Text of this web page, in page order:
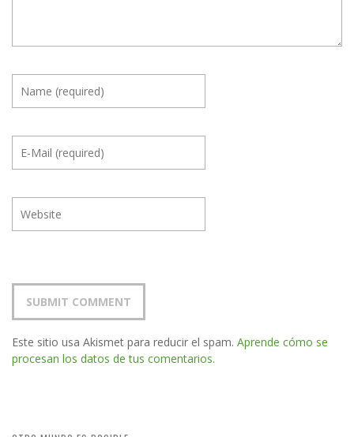
Este sitio usa Akismet para reducir el spam. Aprende cómo se
procesan los datos de tus comentarios.